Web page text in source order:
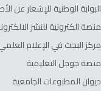
البوابة الوطنية للإشعار عن
منصة الكترونية للنشر
مركز البحث في الإعلام
منصة جوجل التعليمية
ديوان المطبوعات الجامعية